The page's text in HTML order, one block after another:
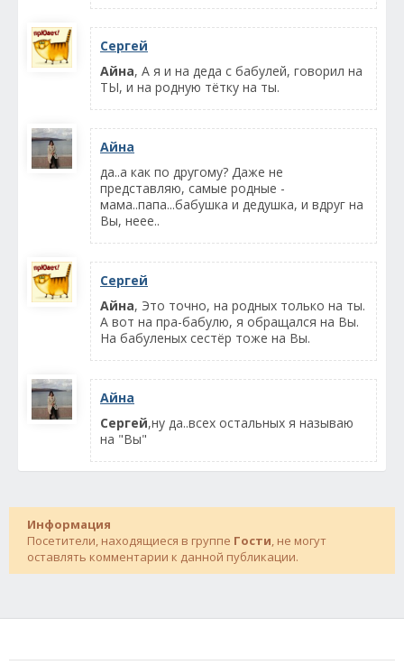
Сергей
Айна, А я и на деда с бабулей, говорил на
ТЫ, и на родную тётку на ты.
Айна
да..а как по другому? Даже не
представляю, самые родные -
мама..папа...бабушка и дедушка, и вдруг на
Вы, неее..
Сергей
Айна, Это точно, на родных только на ты.
А вот на пра-бабулю, я обращался на Вы.
На бабуленых сестёр тоже на Вы.
Айна
Сергей,ну да..всех остальных я называю
на "Вы"
Информация
Посетители, находящиеся в группе Гости, не могут
оставлять комментарии к данной публикации.